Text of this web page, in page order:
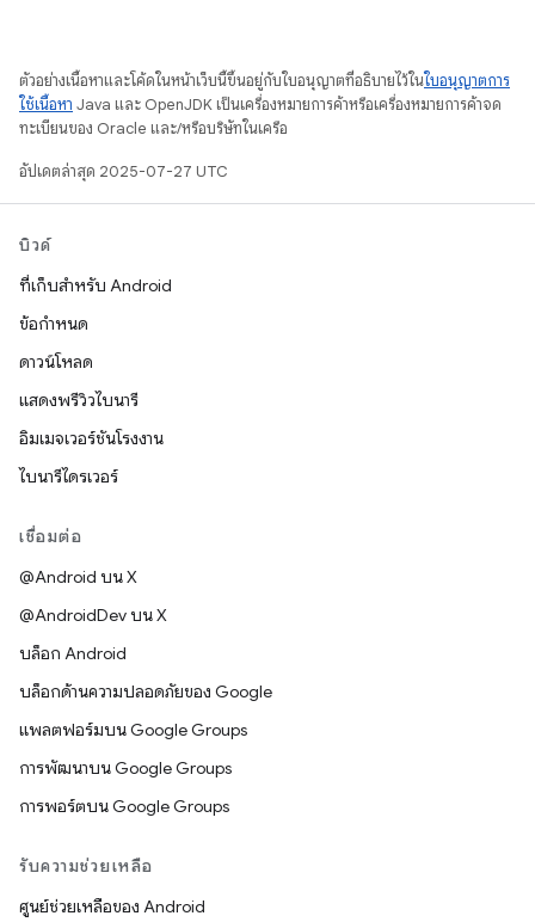
ตัวอย่างเนื้อหาและโค้ดในหน้าเว็บนี้ขึ้นอยู่กับใบอนุญาตที่อธิบายไว้ในใบอนุญาตการ
ใช้เนื้อหา Java และ OpenJDK เป็นเครื่องหมายการค้าหรือเครื่องหมายการค้าจด
ทะเบียนของ Oracle และ/หรือบริษัทในเครือ
อัปเดตล่าสุด 2025-07-27 UTC
บิวด์
ที่เก็บสำหรับ Android
ข้อกำหนด
ดาวน์โหลด
แสดงพรีวิวไบนารี
อิมเมจเวอร์ชันโรงงาน
ไบนารีไดรเวอร์
เชื่อมต่อ
@Android บน X
@AndroidDev บน X
บล็อก Android
บล็อกด้านความปลอดภัยของ Google
แพลตฟอร์มบน Google Groups
การพัฒนาบน Google Groups
การพอร์ตบน Google Groups
รับความช่วยเหลือ
ศูนย์ช่วยเหลือของ Android